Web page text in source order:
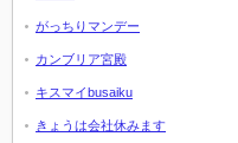
がっちりマンデー
カンブリア宮殿
キスマイbusaiku
きょうは会社休みます